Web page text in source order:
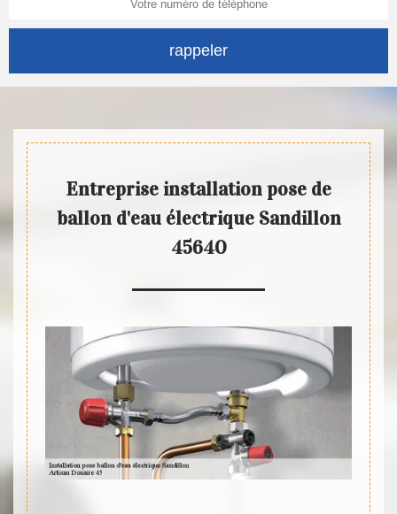
Entreprise installation pose de
ballon d'eau électrique Sandillon
45640